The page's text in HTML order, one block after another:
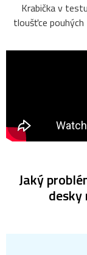
Krabička v
tloušťce
Jaký